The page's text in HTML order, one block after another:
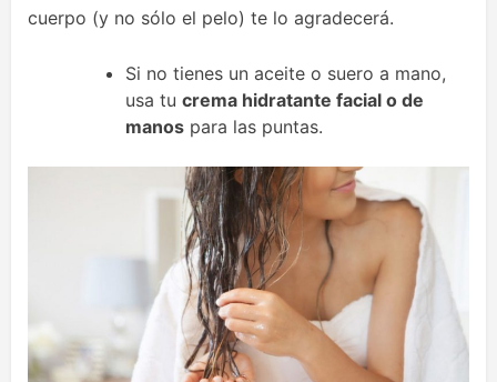
cuerpo (y no sólo el pelo) te lo agradecerá.
Si no tienes un aceite o suero a mano,
usa tu crema hidratante facial o de
manos para las puntas.